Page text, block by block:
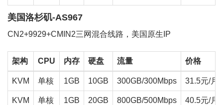
美国洛杉矶-AS967
CN2+9929+CMIN2三网混合线路，美国原生IP
架构 CPU 内存 硬盘 流量 价格
KVM 单核 1GB 10GB 300GB/300Mbps 31.5元/月
KVM 单核 1GB 20GB 800GB/500Mbps 40.5元/月